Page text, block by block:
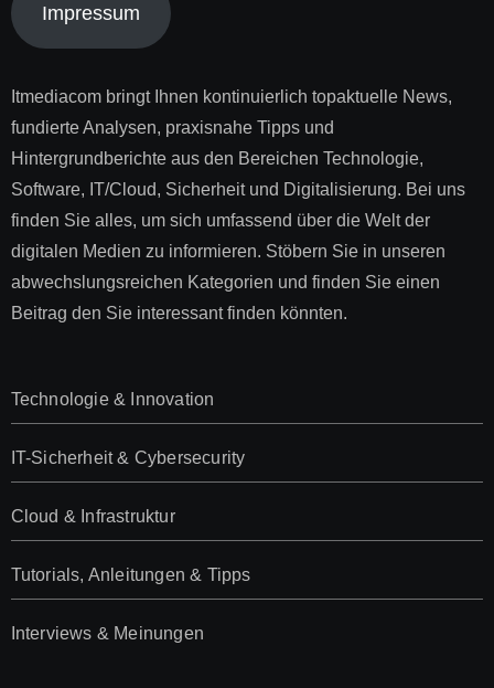
Impressum
Itmediacom bringt Ihnen kontinuierlich topaktuelle News,
fundierte Analysen, praxisnahe Tipps und
Hintergrundberichte aus den Bereichen Technologie,
Software, IT/Cloud, Sicherheit und Digitalisierung. Bei uns
finden Sie alles, um sich umfassend über die Welt der
digitalen Medien zu informieren. Stöbern Sie in unseren
abwechslungsreichen Kategorien und finden Sie einen
Beitrag den Sie interessant finden könnten.
Technologie & Innovation
IT-Sicherheit & Cybersecurity
Cloud & Infrastruktur
Tutorials, Anleitungen & Tipps
Interviews & Meinungen